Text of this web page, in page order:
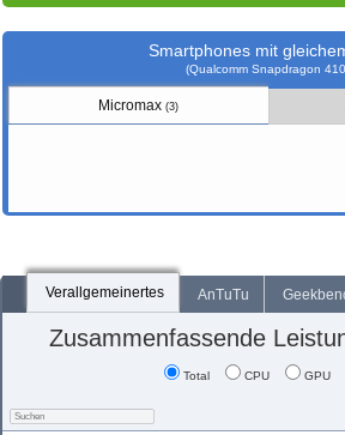
Smartphones mit
(Qualcomm Snapdragon
Micromax(3)
Verallgemeinertes AnTuTu
Zusammenfassende
Total CPU GPU